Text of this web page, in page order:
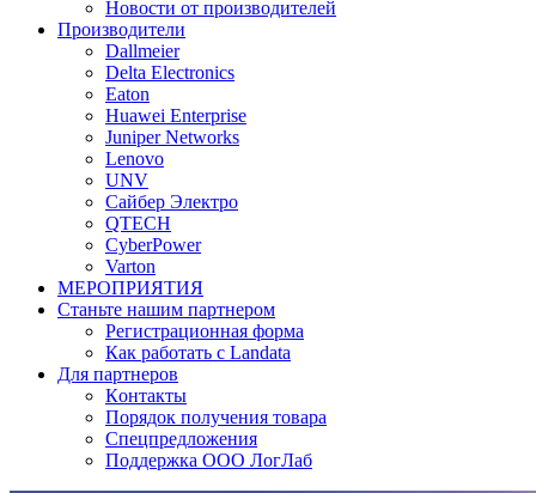
Новости от производителей
Производители
Dallmeier
Delta Electronics
Eaton
Huawei Enterprise
Juniper Networks
Lenovo
UNV
Сайбер Электро
QTECH
CyberPower
Varton
МЕРОПРИЯТИЯ
Станьте нашим партнером
Регистрационная форма
Как работать с Landata
Для партнеров
Кoнтaкты
Порядок получения товара
Спецпредложения
Поддержка ООО ЛогЛаб